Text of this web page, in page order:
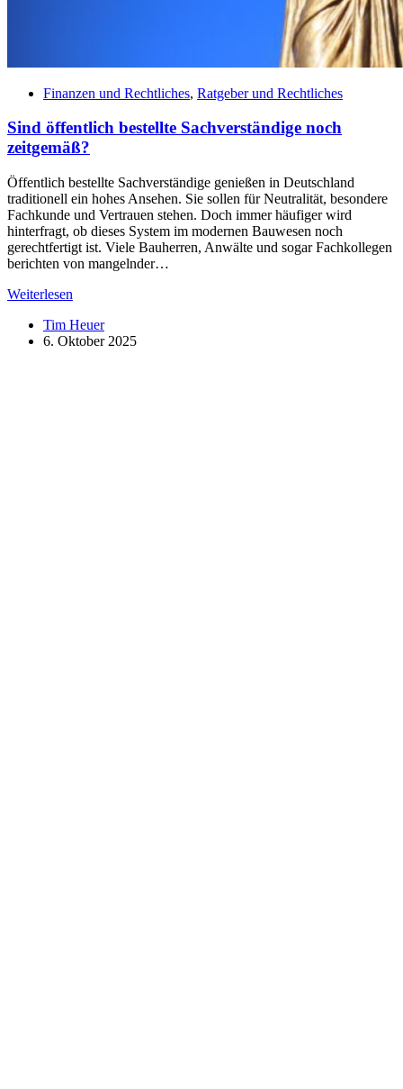
Finanzen und Rechtliches, Ratgeber und Rechtliches
Sind öffentlich bestellte Sachverständige noch
zeitgemäß?
Öffentlich bestellte Sachverständige genießen in Deutschland
traditionell ein hohes Ansehen. Sie sollen für Neutralität, besondere
Fachkunde und Vertrauen stehen. Doch immer häufiger wird
hinterfragt, ob dieses System im modernen Bauwesen noch
gerechtfertigt ist. Viele Bauherren, Anwälte und sogar Fachkollegen
berichten von mangelnder…
Weiterlesen
bestellte
Sachverständige
Tim Heuer
6. Oktober 2025